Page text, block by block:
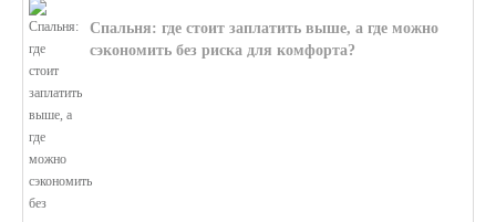
Спальня: где стоит заплатить выше, а где можно
сэкономить без риска для комфорта?